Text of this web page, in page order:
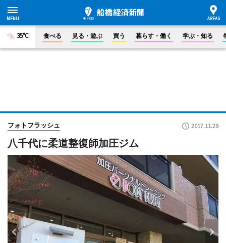
35°C 食べる 見る・遊ぶ 買う 暮らす・働く 学ぶ・知る
フォトフラッシュ 2017.11.29
八千代に柔道整復師加圧ジム